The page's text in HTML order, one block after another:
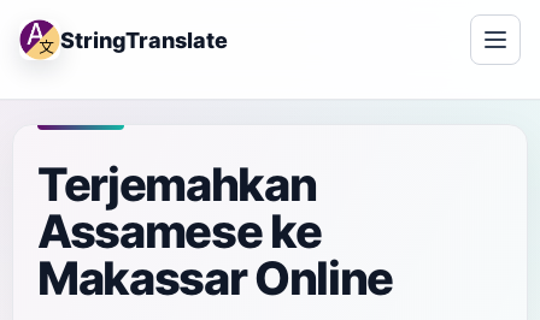
StringTranslate
Terjemahkan
Assamese ke
Makassar Online